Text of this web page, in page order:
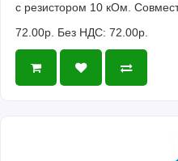
с резистором 10 кОм.
72.00р. Без НДС: 72.00р.